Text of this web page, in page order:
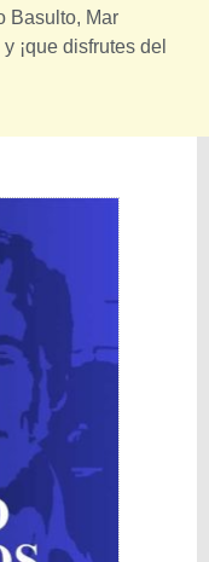
Basulto, Mar
¡que disfrutes del